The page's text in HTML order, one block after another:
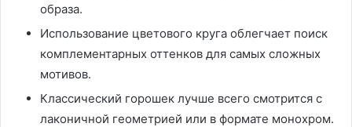
образа.
Использование цветового круга облегчает поиск
комплементарных оттенков для самых сложных
мотивов.
Классический горошек лучше всего смотрится с
лаконичной геометрией или в формате монохром.